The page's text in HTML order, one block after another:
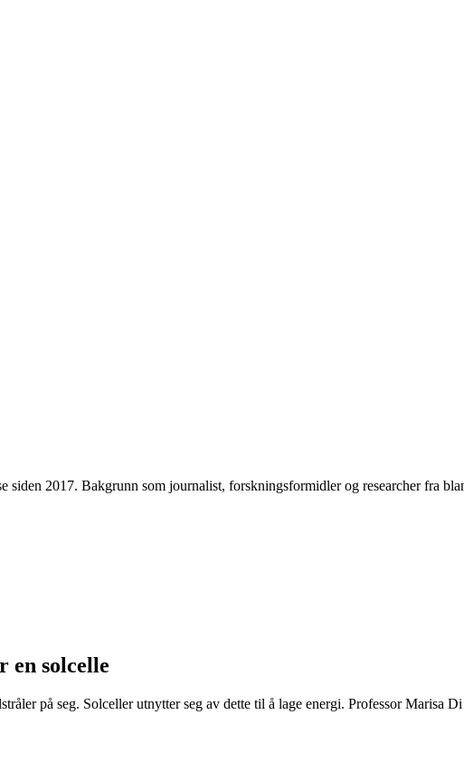
siden 2017. Bakgrunn som journalist, forskningsformidler og researcher fra
solcelle
på seg. Solceller utnytter seg av dette til å lage energi. Professor Marisa